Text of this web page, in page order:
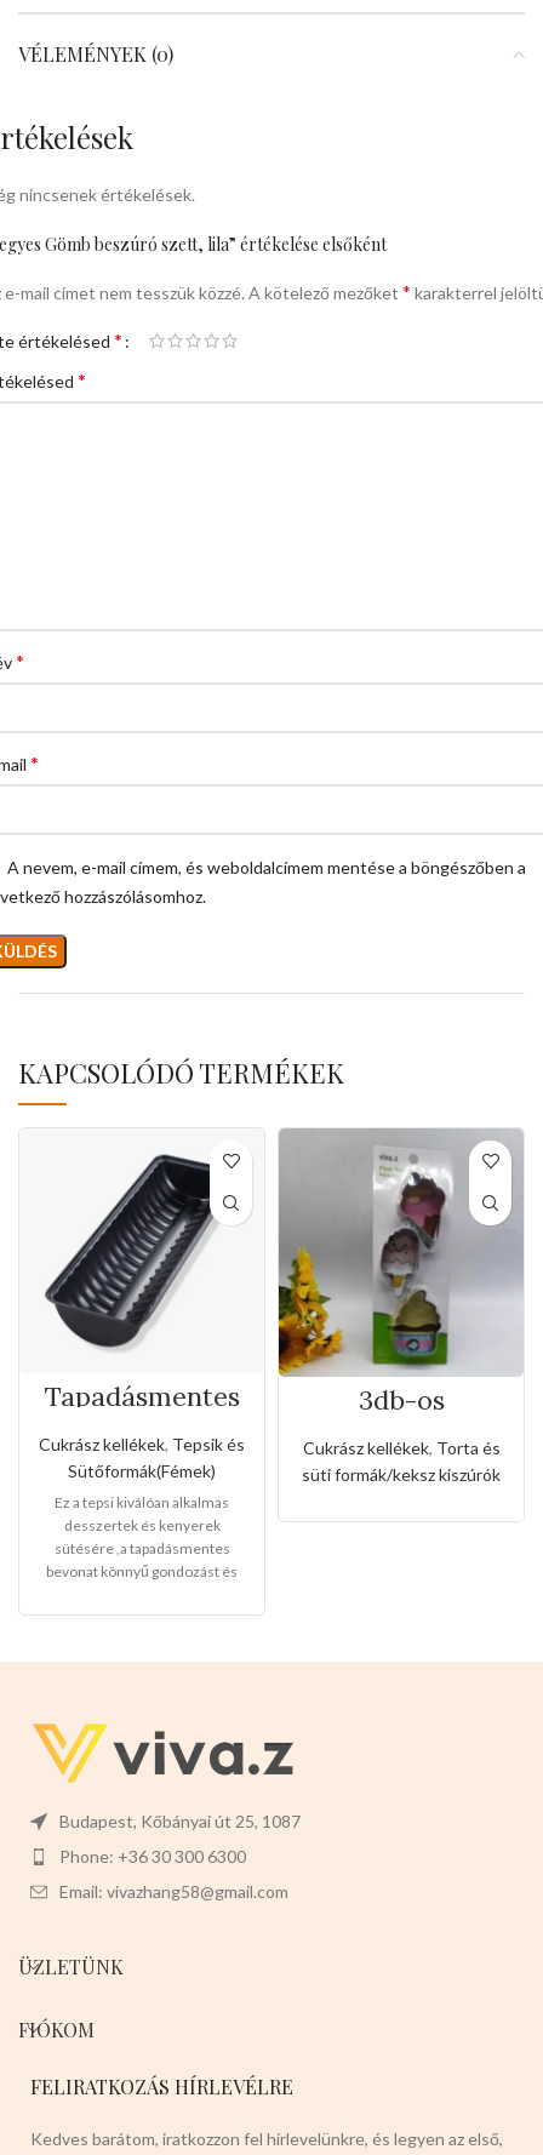
VÉLEMÉNYEK (0)
nincsenek értékelések.
Gömb beszúró szett, lila” értékelése elsőként
e-mail címet nem tesszük közzé. A kötelező mezőket * karakterrel
értékelésed *
*
*
*
A nevem, e-mail címem, és weboldalcímem mentése a böngészőben a
hozzászólásomhoz.
KAPCSOLÓDÓ TERMÉKEK
Tapadásmentes
forma(Nagy
méret)
Cukrász kellékek, Tepsik és
Sütőformák(Fémek)
Ez a tepsi kiválóan alkalmas
desszertek és kenyerek
sütésére ,a tapadásmentes
bevonat könnyű gondozást és
könnyen levehet,ez megkönnyíti
magas 12cm széles 4cm mély
3db-os
kiszúró készlet
fagyi és muffin
alakkal
Cukrász kellékek, Torta és
süti formák/keksz kiszúrók
Budapest, Kőbányai út 25, 1087
Phone: +36 30 300 6300
Email: vivazhang58@gmail.com
ÜZLETÜNK
FIÓKOM
FELIRATKOZÁS HÍRLEVÉLRE
Kedves barátom, iratkozzon fel hírlevelünkre, és legyen az első,